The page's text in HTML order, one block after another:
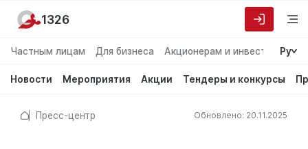
Частным лицам Для бизнеса Акционерам и инвесторам
Ру
Новости Мероприятия Акции Тендеры и конкурсы
1326
Пресс-центр Обновлено: 20.11.2025